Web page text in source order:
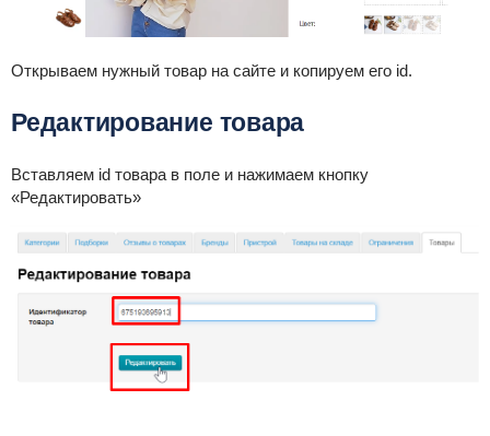
Открываем нужный товар на сайте и копируем его id.
Редактирование товара
Вставляем id товара в поле и нажимаем кнопку
«Редактировать»